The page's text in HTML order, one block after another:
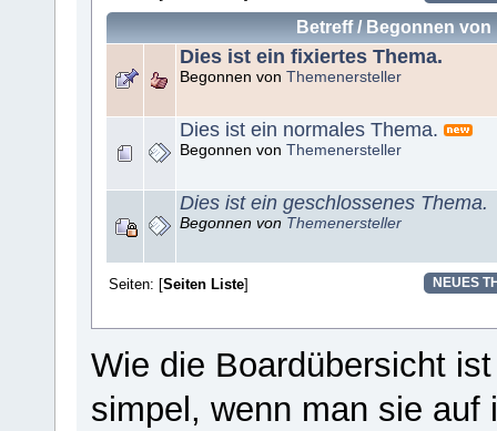
Betreff/ Begonnen von
Dies ist ein fixiertes Thema.
Begonnen von Themenersteller
Dies ist ein normales Thema.
Begonnen von Themenersteller
Dies ist ein geschlossenes Thema.
Begonnen von Themenersteller
Seiten: [Seiten Liste] NEUES
Wie die Boardübersicht
simpel, wenn man sie auf